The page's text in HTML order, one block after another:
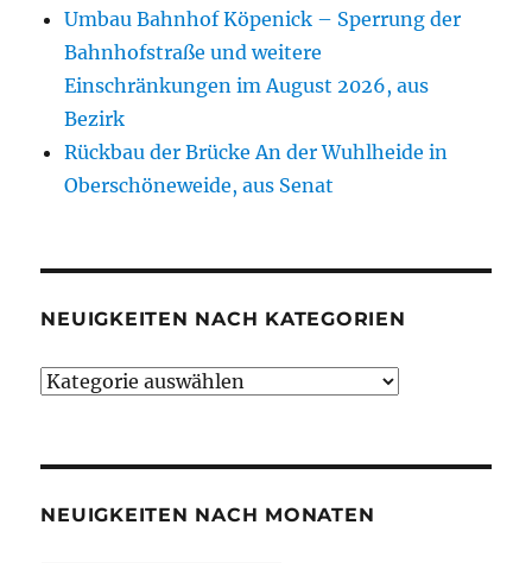
Umbau Bahnhof Köpenick – Sperrung der
Bahnhofstraße und weitere
Einschränkungen im August 2026, aus
Bezirk
Rückbau der Brücke An der Wuhlheide in
Oberschöneweide, aus Senat
NEUIGKEITEN NACH KATEGORIEN
Neuigkeiten
NEUIGKEITEN NACH MONATEN